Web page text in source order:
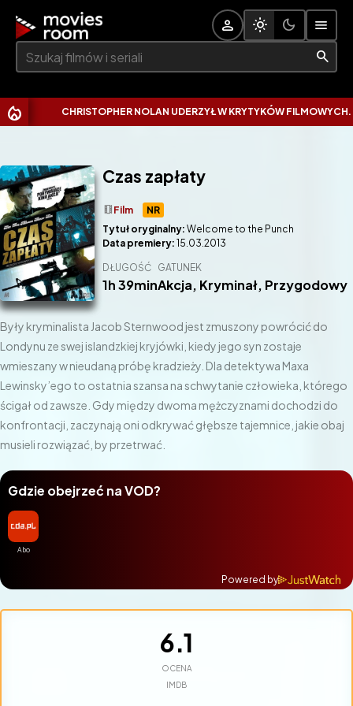
Szukaj:
CHRISTOPHER NOLAN UDERZYŁ W KRYTYKÓW FILMOWYCH.
Czas zapłaty
NR
theaters Film
Tytuł oryginalny: Welcome to the Punch
Data premiery: 15.03.2013
Były kryminalista Jacob Sternwood jest zmuszony powrócić do
Londynu ze swej islandzkiej kryjówki, kiedy jego syn zostaje
wmieszany w nieudaną próbę kradzieży. Dla detektywa Maxa
Lewinsky’ego to ostatnia szansa na schwytanie człowieka, którego
ścigał od zawsze. Gdy między dwoma mężczyznami dochodzi do
konfrontacji, zaczynają oni odkrywać głębsze tajemnice, jakie obaj
musieli rozwiązać, by przetrwać.
DŁUGOŚĆ
1h 39min
GATUNEK
Akcja, Kryminał, Przygodowy
Gdzie obejrzeć na VOD?
Powered by
6.1
OCENA
IMDB